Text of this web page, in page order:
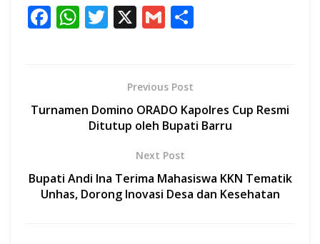
F
o
W
A
p
T
er
X G
l
Previous Post
Turnamen Domino ORADO Kapolres Cup Resmi
Ditutup oleh Bupati Barru
Next Post
Bupati Andi Ina Terima Mahasiswa KKN Tematik
Unhas, Dorong Inovasi Desa dan Kesehatan